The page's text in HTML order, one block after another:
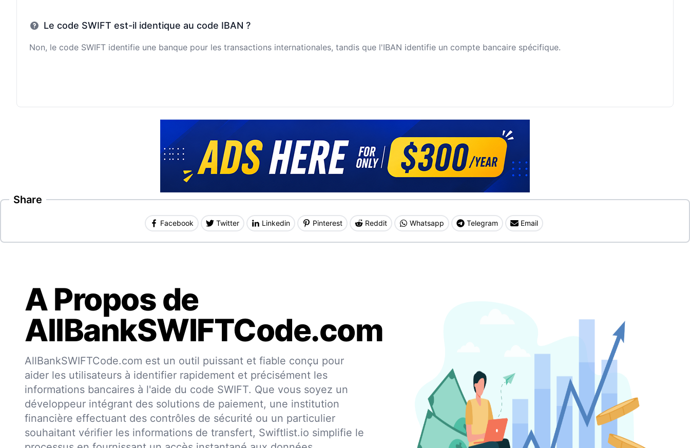
Le code SWIFT est-il identique au code IBAN ?
Non, le code SWIFT identifie une banque pour les transactions internationales, tandis que l'IBAN identifie un compte bancaire spécifique.
Share
Facebook Twitter Linkedin Pinterest Reddit Whatsapp Telegram Email
A Propos de
AllBankSWIFTCode.com
AllBankSWIFTCode.com est un outil puissant et fiable conçu pour
aider les utilisateurs à identifier rapidement et précisément les
informations bancaires à l'aide du code SWIFT. Que vous soyez un
développeur intégrant des solutions de paiement, une institution
financière effectuant des contrôles de sécurité ou un particulier
souhaitant vérifier les informations de transfert, Swiftlist.io simplifie le